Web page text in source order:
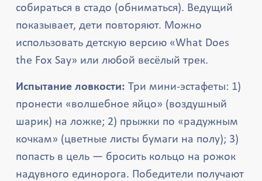
собираться в стадо (обниматься). Ведущий
показывает, дети повторяют. Можно
использовать детскую версию «What Does
the Fox Say» или любой весёлый трек.
Испытание ловкости: Три мини-эстафеты: 1)
пронести «волшебное яйцо» (воздушный
шарик) на ложке; 2) прыжки по «радужным
кочкам» (цветные листы бумаги на полу); 3)
попасть в цель — бросить кольцо на рожок
надувного единорога. Победители получают